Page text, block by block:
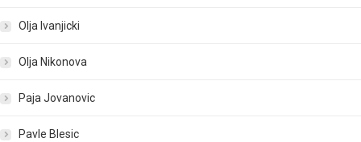
Olja Ivanjicki
Olja Nikonova
Paja Jovanovic
Pavle Blesic